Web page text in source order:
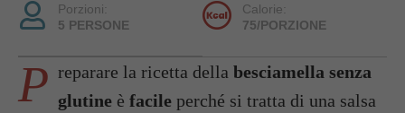
Porzioni:
5 PERSONE
Calorie:
75/PORZIONE
P reparare la ricetta della besciamella senza
glutine è facile perché si tratta di una salsa